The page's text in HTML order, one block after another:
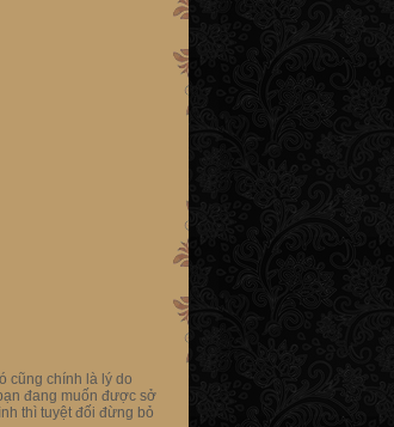
cũng chính là lý do
đang muốn được sở
thì tuyệt đối đừng bỏ